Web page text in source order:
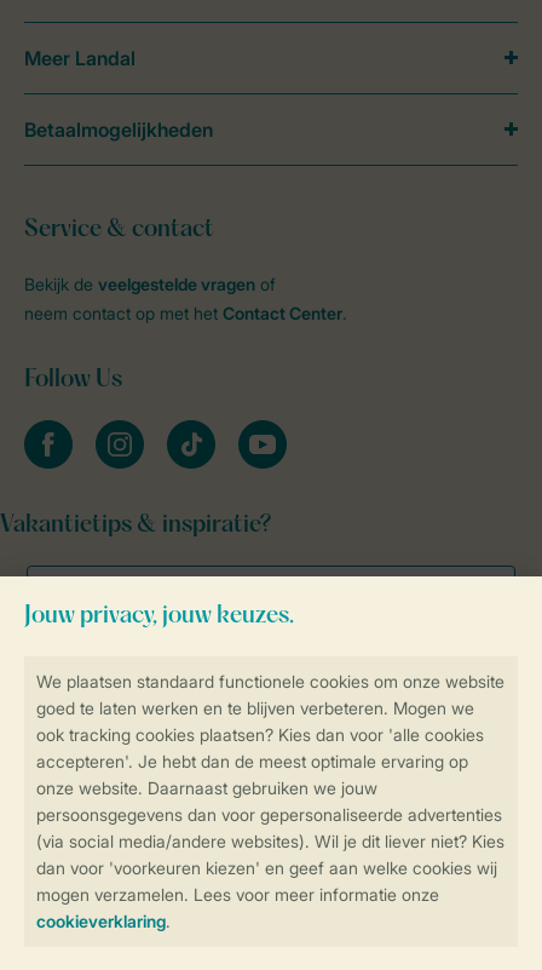
Controle over jouw gegevens &
Veilig en snel online boeken
Veilige gegevensoverdracht
Veilige betaling
Service & contact
Bekijk de veelgestelde vragen of
neem contact op met het Contact Center.
Follow Us
facebookinstagramtiktok youtube
Vakantietips & inspiratie?
Meer Landal
Betaalmogelijkheden